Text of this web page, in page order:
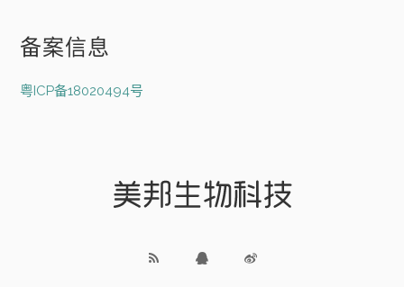
备案信息
粤ICP备18020494号